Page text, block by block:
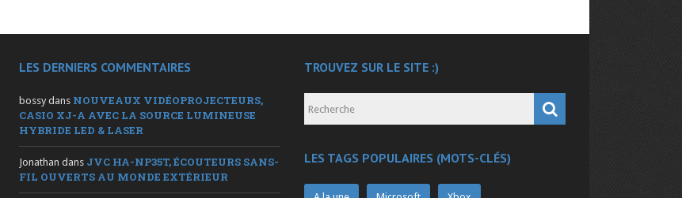
LES DERNIERS COMMENTAIRES
bossy dans NOUVEAUX VIDÉOPROJECTEURS,
CASIO XJ-A AVEC LA SOURCE LUMINEUSE
HYBRIDE LED & LASER
Jonathan dans JVC HA-NP35T, ÉCOUTEURS SANS-
FIL OUVERTS AU MONDE EXTÉRIEUR
TROUVEZ SUR LE SITE :)
LES TAGS POPULAIRES (MOTS-CLÉS)